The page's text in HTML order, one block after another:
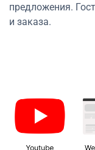
предложения.
и заказа.